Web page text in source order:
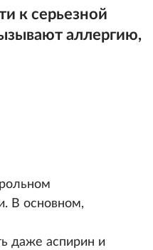
к серьезной
аллергию,
В основном,
даже аспирин и